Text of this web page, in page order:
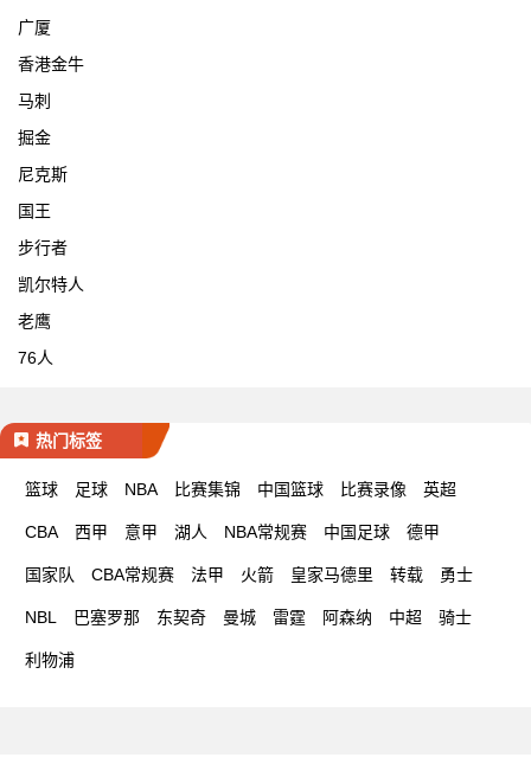
广厦
香港金牛
马刺
掘金
尼克斯
国王
步行者
凯尔特人
老鹰
76人
热门标签
篮球 足球 NBA 比赛集锦 中国篮球 比赛录像 英超
CBA 西甲 意甲 湖人 NBA常规赛 中国足球 德甲
国家队 CBA常规赛 法甲 火箭 皇家马德里 转载 勇士
NBL 巴塞罗那 东契奇 曼城 雷霆 阿森纳 中超 骑士
利物浦